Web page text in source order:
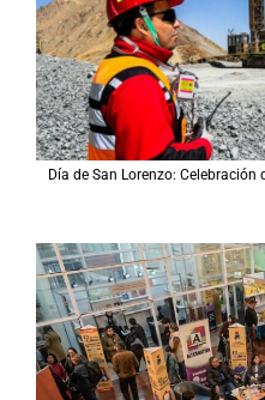
Día de San Lorenzo: